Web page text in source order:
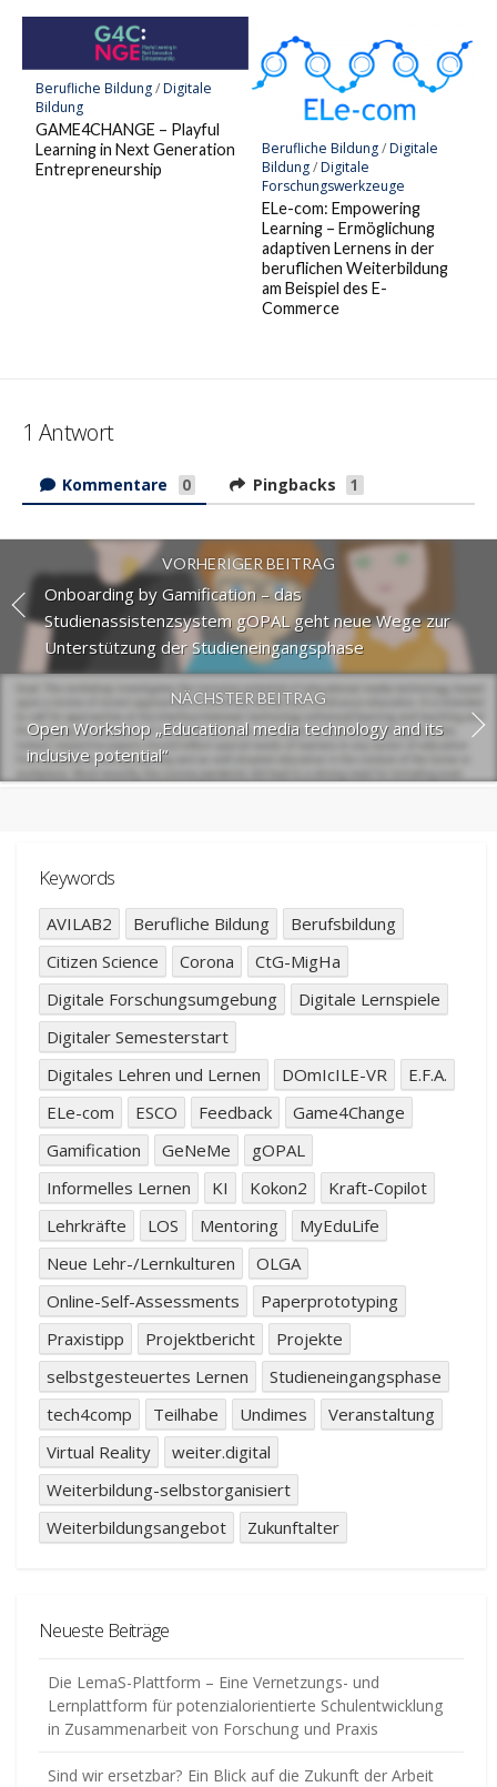
Berufliche Bildung/Digitale
Bildung
GAME4CHANGE – Playful
Learning in Next Generation
Entrepreneurship
Berufliche Bildung/Digitale
Bildung/Digitale
Forschungswerkzeuge
ELe-com: Empowering
Learning – Ermöglichung
adaptiven Lernens in der
beruflichen Weiterbildung
am Beispiel des E-
Commerce
1 Antwort
Kommentare 0 Pingbacks 1
VORHERIGER BEITRAG
Onboarding by Gamification – das
Studienassistenzsystem gOPAL geht neue Wege zur
Unterstützung der Studieneingangsphase
NÄCHSTER BEITRAG
Open Workshop „Educational media technology and its
inclusive potential“
Keywords
AVILAB2 Berufliche Bildung
Berufsbildung
Citizen Science
Corona
CtG-MigHa
Digitale Forschungsumgebung
Digitale Lernspiele
Digitaler Semesterstart
Digitales Lehren und Lernen
DOmIcILE-VR
E.F.A.
ELe-com
ESCO Feedback
Game4Change
Gamification
GeNeMe
gOPAL
Informelles Lernen
KI Kokon2
Kraft-Copilot
Lehrkräfte
LOS Mentoring
MyEduLife
Neue Lehr-/Lernkulturen
OLGA
Online-Self-Assessments
Paperprototyping
Praxistipp
Projektbericht
Projekte
selbstgesteuertes Lernen
Studieneingangsphase
tech4comp
Teilhabe Undimes
Veranstaltung
Virtual Reality
weiter.digital
Weiterbildung-selbstorganisiert
Weiterbildungsangebot
Zukunftalter
Neueste Beiträge
Die LemaS-Plattform – Eine Vernetzungs- und
Lernplattform für potenzialorientierte Schulentwicklung
in Zusammenarbeit von Forschung und Praxis
Sind wir ersetzbar? Ein Blick auf die Zukunft der Arbeit